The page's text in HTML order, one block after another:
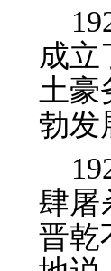
成立
土豪
勃发
肆屠
晋乾